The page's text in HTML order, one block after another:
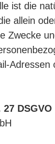
ist die
allein
Zwecke
Adressen
DSGVO